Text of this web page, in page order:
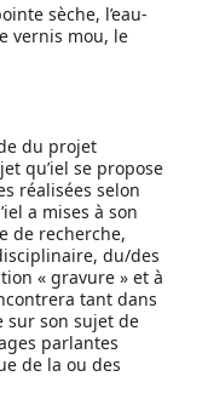
sèche, l’eau-
vernis mou, le
du projet
qu’iel se propose
réalisées selon
a mises à son
de recherche,
du/des
« gravure » et à
tant dans
sur son sujet de
parlantes
de la ou des